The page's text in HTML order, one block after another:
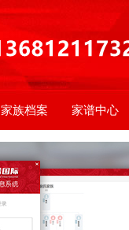
家族档案 家谱中心